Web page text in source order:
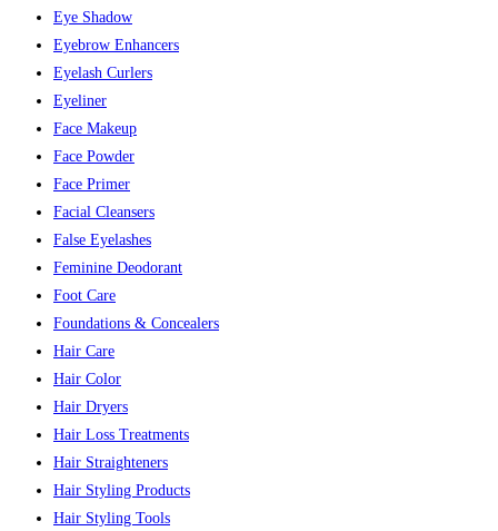
Eye Shadow
Eyebrow Enhancers
Eyelash Curlers
Eyeliner
Face Makeup
Face Powder
Face Primer
Facial Cleansers
False Eyelashes
Feminine Deodorant
Foot Care
Foundations & Concealers
Hair Care
Hair Color
Hair Dryers
Hair Loss Treatments
Hair Straighteners
Hair Styling Products
Hair Styling Tools